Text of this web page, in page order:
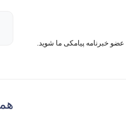
خبرنامه پیامکی ما شوید.